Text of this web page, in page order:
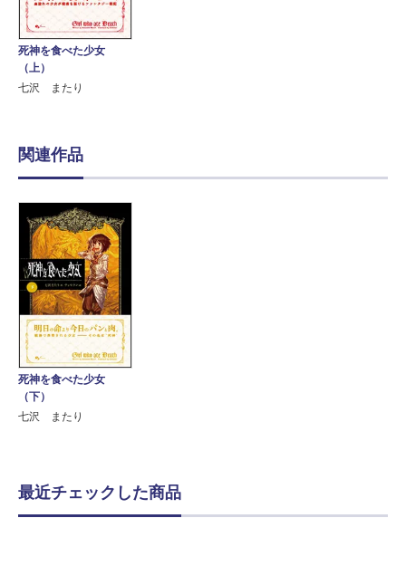
死神を食べた少女
（上）
七沢 またり
関連作品
死神を食べた少女
（下）
七沢 またり
最近チェックした商品